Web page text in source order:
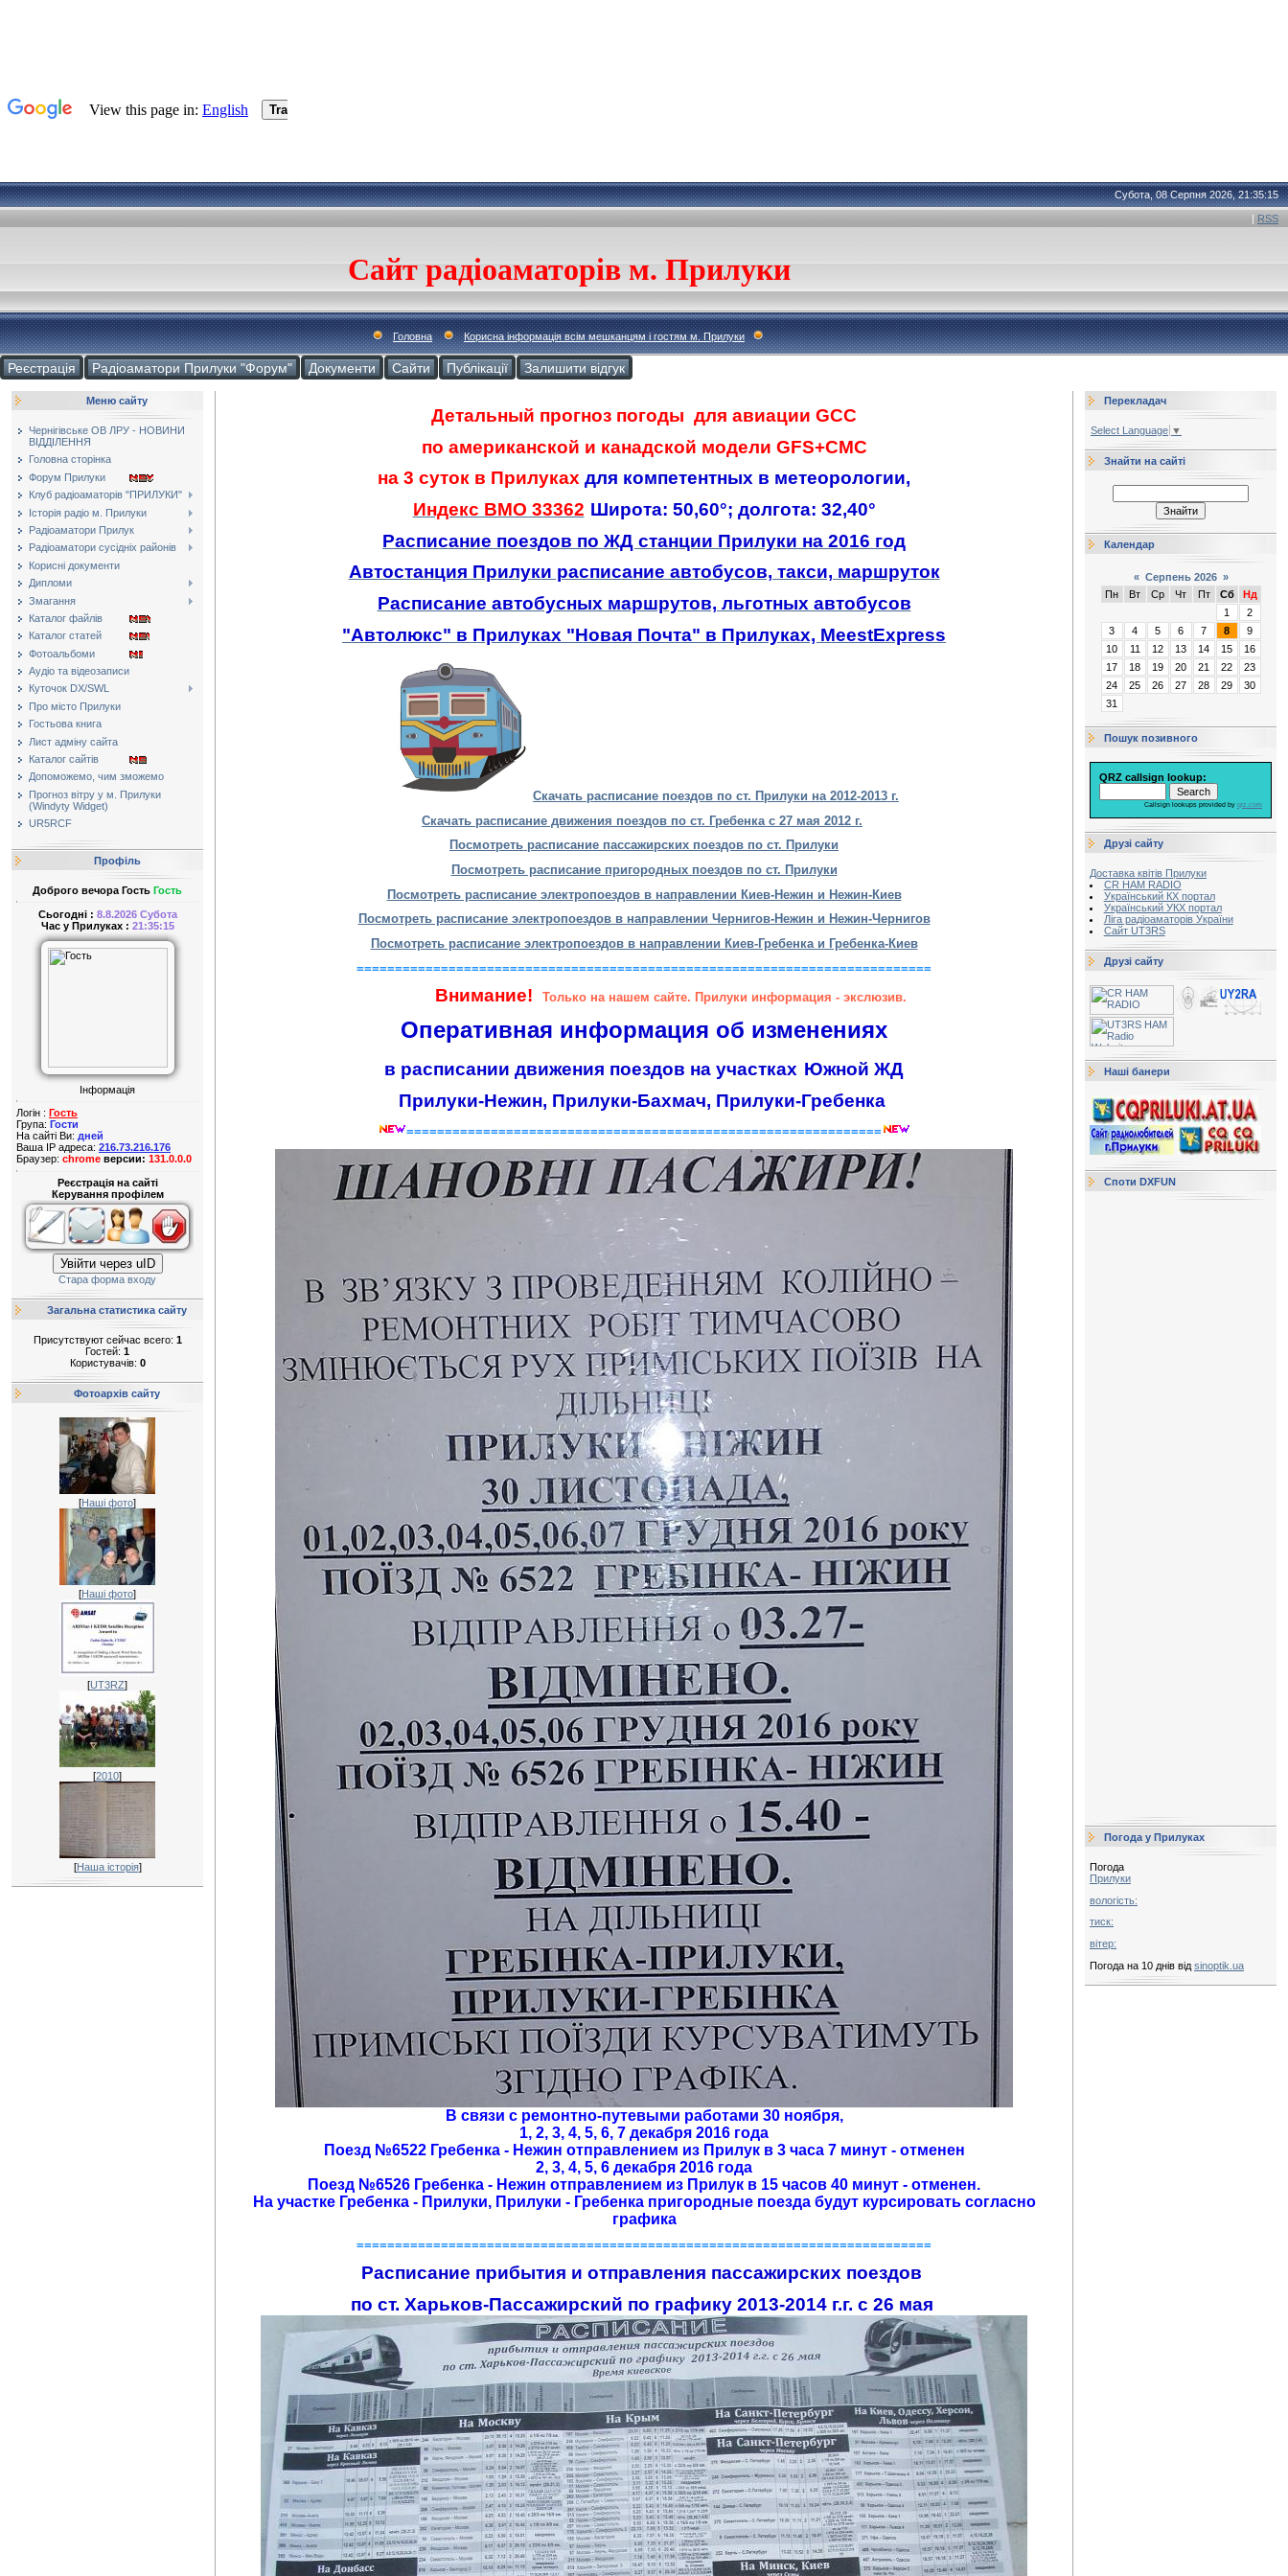
Субота, 08 Серпня 2026, 21:35:15
| RSS
Сайт радіоаматорів м. Прилуки
Головна Корисна інформація всім мешканцям і гостям м. Прилуки
Реєстрація Радіоаматори Прилуки "Форум" Документи Cайти Публікації Залишити відгук
Меню сайту
Чернігівське ОВ ЛРУ - НОВИНИ
ВІДДІЛЕННЯ
Головна сторінка
Форум Прилуки
Клуб радіоаматорів "ПРИЛУКИ"
Історія радіо м. Прилуки
Радіоаматори Прилук
Радіоаматори сусідніх районів
Корисні документи
Дипломи
Змагання
Каталог файлів
Каталог статей
Фотоальбоми
Аудіо та відеозаписи
Куточок DX/SWL
Про місто Прилуки
Гостьова книга
Лист адміну сайта
Каталог сайтів
Допоможемо, чим зможемо
Прогноз вітру у м. Прилуки
(Windyty Widget)
UR5RCF
Профіль
Доброго вечора Гость Гость
Сьогодні : 8.8.2026 Субота
Час у Прилуках : 21:35:15
Інформація
Логін : Гость
Група: Гости
На сайті Ви: дней
Ваша IP адреса: 216.73.216.176
Браузер: chrome версии: 131.0.0.0
Реєстрація на сайті
Керування профілем
Увійти через uID
Стара форма входу
Загальна статистика сайту
Присутствуют сейчас всего: 1
Гостей: 1
Користувачів: 0
Фотоархів сайту
[Наші фото]
[Наші фото]
[UT3RZ]
[2010]
[Наша історія]
Детальный прогноз погоды для авиации GCC
по американской и канадской модели GFS+CMC
на 3 суток в Прилуках для компетентных в метеорологии,
Индекс ВМО 33362 Широта: 50,60°; долгота: 32,40°
Расписание поездов по ЖД станции Прилуки на 2016 год
Автостанция Прилуки расписание автобусов, такси, маршруток
Расписание автобусных маршрутов, льготных автобусов
"Автолюкс" в Прилуках "Новая Почта" в Прилуках, MeestExpress
Скачать расписание поездов по ст. Прилуки на 2012-2013 г.
Скачать расписание движения поездов по ст. Гребенка с 27 мая 2012 г.
Посмотреть расписание пассажирских поездов по ст. Прилуки
Посмотреть расписание пригородных поездов по ст. Прилуки
Посмотреть расписание электропоездов в направлении Киев-Нежин и Нежин-Киев
Посмотреть расписание электропоездов в направлении Чернигов-Нежин и Нежин-Чернигов
Посмотреть расписание электропоездов в направлении Киев-Гребенка и Гребенка-Киев
===========================================================================
Внимание! Только на нашем сайте. Прилуки информация - экслюзив.
Оперативная информация об изменениях
в расписании движения поездов на участках Южной ЖД
Прилуки-Нежин, Прилуки-Бахмач, Прилуки-Гребенка
==============================================================
В связи с ремонтно-путевыми работами 30 ноября,
1, 2, 3, 4, 5, 6, 7 декабря 2016 года
Поезд №6522 Гребенка - Нежин отправлением из Прилук в 3 часа 7 минут - отменен
2, 3, 4, 5, 6 декабря 2016 года
Поезд №6526 Гребенка - Нежин отправлением из Прилук в 15 часов 40 минут - отменен.
На участке Гребенка - Прилуки, Прилуки - Гребенка пригородные поезда будут курсировать согласно
графика
===========================================================================
Расписание прибытия и отправления пассажирских поездов
по ст. Харьков-Пассажирский по графику 2013-2014 г.г. с 26 мая
Перекладач
Select Language ▼
Знайти на сайті
Календар
« Серпень 2026 »
Пн
Вт Ср Чт Пт Сб
Нд
1
2
3
4 5 6 7 8
9
10
11 12 13 14 15
16
17
18 19 20 21 22
23
24
25 26 27 28 29
30
31
Пошук позивного
QRZ callsign lookup:
Callsign lookups provided by qrz.com
Друзі сайту
Доставка квітів Прилуки
CR HAM RADIO
Український КХ портал
Український УКХ портал
Ліга радіоаматорів України
Сайт UT3RS
Друзі сайту
Наші банери
Споти DXFUN
Погода у Прилуках
Погода
Прилуки
вологість:
тиск:
вітер:
Погода на 10 днів від sinoptik.ua